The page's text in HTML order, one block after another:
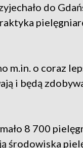
do
m.in. o coraz
i będą
8 700
środowiska